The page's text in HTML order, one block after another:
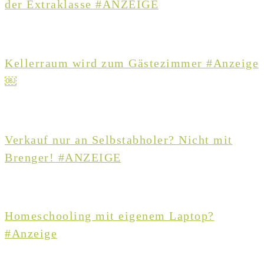
der Extraklasse #ANZEIGE
Kellerraum wird zum Gästezimmer #Anzeige
￼
Verkauf nur an Selbstabholer? Nicht mit
Brenger! #ANZEIGE
Homeschooling mit eigenem Laptop?
#Anzeige